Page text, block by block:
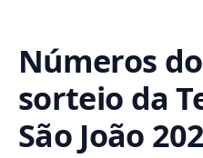
Números
sorteio da
São João